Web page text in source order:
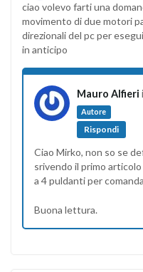
ciao volevo farti una
movimento di due motori
direzionali del pc per
in anticipo
Mauro Alfieri
Autore
Rispondi
Ciao Mirko, non so se
srivendo il primo
a 4 puldanti per
Buona lettura.